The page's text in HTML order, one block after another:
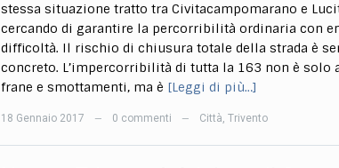
stessa situazione tratto tra Civitacampomarano e
cercando di garantire la percorribilità ordinaria con
difficoltà. Il rischio di chiusura totale della strada è
concreto. L’impercorribilità di tutta la 163 non è solo
frane e smottamenti, ma è [Leggi di più…]
18 Gennaio 2017 — 0 commenti — Città, Trivento